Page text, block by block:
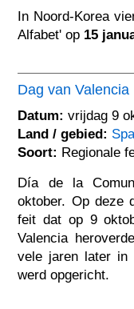
In Noord-Korea
Alfabet' op 15
Dag van Valencia
Datum: vrijdag 9
Land / gebied:
Soort: Regionale
Día de la
oktober. Op deze
feit dat op 9
Valencia
vele jaren later in
werd opgericht.